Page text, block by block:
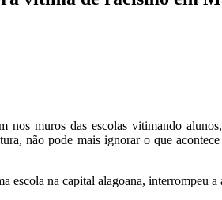
muros das escolas vitimando
não pode mais ignorar o que
escola na capital alagoana, interrompeu